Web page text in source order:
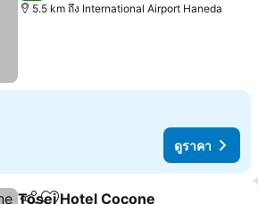
5.5 km ถึง International Airport Haneda
ดูราคา
Tosei Hotel Cocone